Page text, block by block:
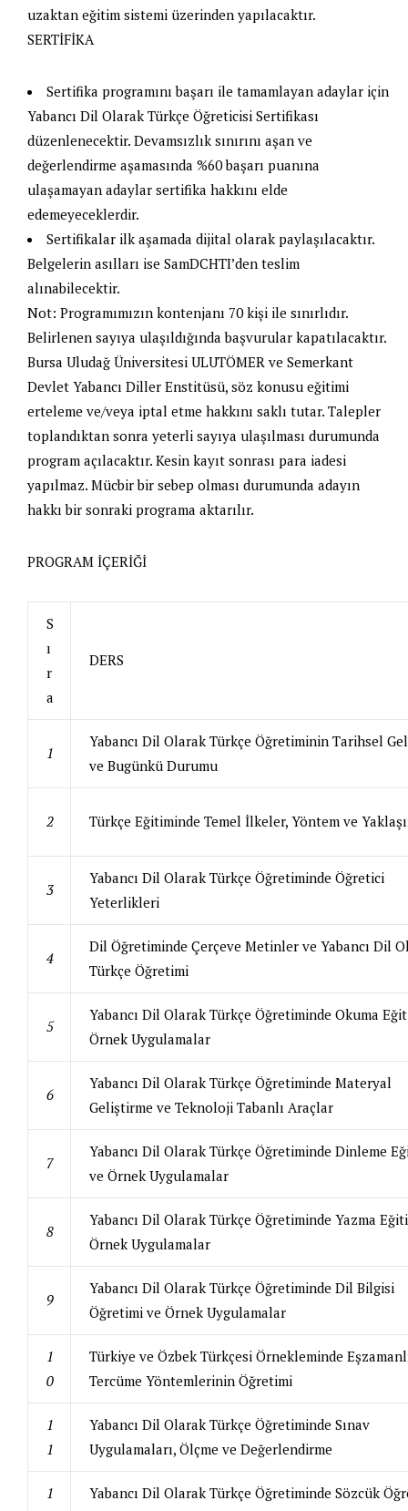
uzaktan eğitim sistemi üzerinden yapılacaktır.
SERTİFİKA
Sertifika programını başarı ile tamamlayan adaylar için
Yabancı Dil Olarak Türkçe Öğreticisi Sertifikası
düzenlenecektir. Devamsızlık sınırını aşan ve
değerlendirme aşamasında %60 başarı puanına
ulaşamayan adaylar sertifika hakkını elde
edemeyeceklerdir.
Sertifikalar ilk aşamada dijital olarak paylaşılacaktır.
Belgelerin asılları ise SamDCHTI’den teslim
alınabilecektir.
Not: Programımızın kontenjanı 70 kişi ile sınırlıdır.
Belirlenen sayıya ulaşıldığında başvurular kapatılacaktır.
Bursa Uludağ Üniversitesi ULUTÖMER ve Semerkant
Devlet Yabancı Diller Enstitüsü, söz konusu eğitimi
erteleme ve/veya iptal etme hakkını saklı tutar. Talepler
toplandıktan sonra yeterli sayıya ulaşılması durumunda
program açılacaktır. Kesin kayıt sonrası para iadesi
yapılmaz. Mücbir bir sebep olması durumunda adayın
hakkı bir sonraki programa aktarılır.
PROGRAM İÇERİĞİ
S
ı
r
a
DERS
1
Yabancı Dil Olarak Türkçe Öğretiminin Tarihsel
ve Bugünkü Durumu
2 Türkçe Eğitiminde Temel İlkeler, Yöntem ve
3
Yabancı Dil Olarak Türkçe Öğretiminde Öğretici
Yeterlikleri
4
Dil Öğretiminde Çerçeve Metinler ve Yabancı Dil
Türkçe Öğretimi
5
Yabancı Dil Olarak Türkçe Öğretiminde Okuma
Örnek Uygulamalar
6
Yabancı Dil Olarak Türkçe Öğretiminde Materyal
Geliştirme ve Teknoloji Tabanlı Araçlar
7
Yabancı Dil Olarak Türkçe Öğretiminde Dinleme
ve Örnek Uygulamalar
8
Yabancı Dil Olarak Türkçe Öğretiminde Yazma
Örnek Uygulamalar
9
Yabancı Dil Olarak Türkçe Öğretiminde Dil Bilgisi
Öğretimi ve Örnek Uygulamalar
1
0
Türkiye ve Özbek Türkçesi Örnekleminde
Tercüme Yöntemlerinin Öğretimi
1
1
Yabancı Dil Olarak Türkçe Öğretiminde Sınav
Uygulamaları, Ölçme ve Değerlendirme
1
Yabancı Dil Olarak Türkçe Öğretiminde Sözcük